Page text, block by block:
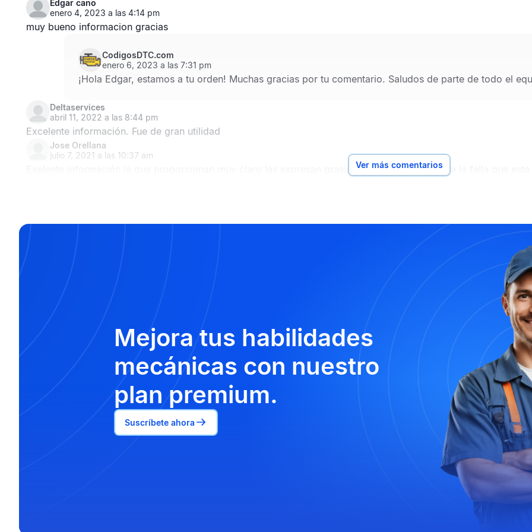
Edgar cano
enero 4, 2023 a las 4:14 pm
muy bueno informacion gracias
CodigosDTC.com
enero 6, 2023 a las 7:31 pm
¡Hola Edgar, estamos a tu orden! Muchas gracias por tu comentario. Saludos de parte de todo el
Deltaservices
abril 11, 2022 a las 8:44 pm
Excelente información. Fue de gran utilidad
Jose Orellana
julio 7, 2021 a las 10:37 am
Exelente información la que proporcionan muy claro las expresan grasias por la info y directa a la falla que esta
Ver más comentarios
Mejora tus habilidades
mecánicas con nuestro
plan premium.
Suscríbete ahora